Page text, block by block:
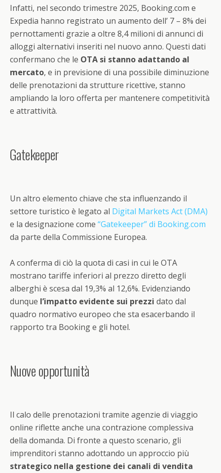
Infatti, nel secondo trimestre 2025, Booking.com e
Expedia hanno registrato un aumento dell’ 7 – 8% dei
pernottamenti grazie a oltre 8,4 milioni di annunci di
alloggi alternativi inseriti nel nuovo anno. Questi dati
confermano che le OTA si stanno adattando al
mercato, e in previsione di una possibile diminuzione
delle prenotazioni da strutture ricettive, stanno
ampliando la loro offerta per mantenere competitività
e attrattività.
Gatekeeper
Un altro elemento chiave che sta influenzando il
settore turistico è legato al Digital Markets Act (DMA)
e la designazione come “Gatekeeper” di Booking.com
da parte della Commissione Europea.
A conferma di ciò la quota di casi in cui le OTA
mostrano tariffe inferiori al prezzo diretto degli
alberghi è scesa dal 19,3% al 12,6%. Evidenziando
dunque l’impatto evidente sui prezzi dato dal
quadro normativo europeo che sta esacerbando il
rapporto tra Booking e gli hotel.
Nuove opportunità
Il calo delle prenotazioni tramite agenzie di viaggio
online riflette anche una contrazione complessiva
della domanda. Di fronte a questo scenario, gli
imprenditori stanno adottando un approccio più
strategico nella gestione dei canali di vendita